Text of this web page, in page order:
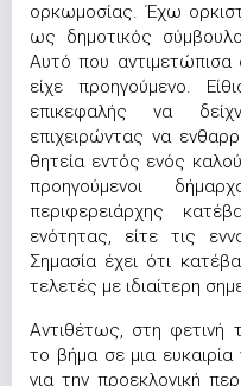
ορκωμοσίας. Έχω
ως δημοτικός
Αυτό που
είχε προηγούμενο.
επικεφαλής να
επιχειρώντας να
θητεία εντός ενός
προηγούμενοι
περιφερειάρχης
ενότητας, είτε τις
Σημασία έχει ότι
τελετές με ιδιαίτερη
Αντιθέτως, στη φετινή
το βήμα σε μια ευκαιρία
για την προεκλογική